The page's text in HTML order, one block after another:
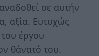
σε αυτήν
αξία. Ευτυχώς
έργου
θάνατό του.